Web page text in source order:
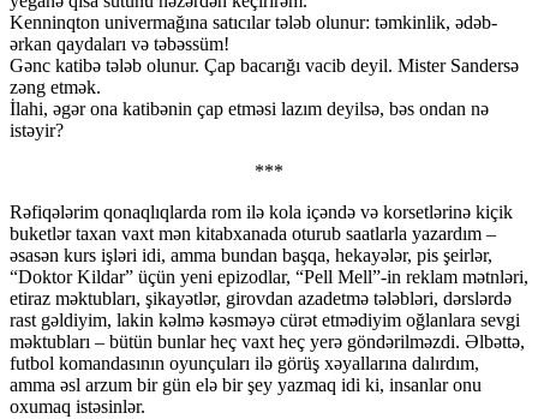
Kenninqton univermağına satıcılar tələb olunur: təmkinlik, ədəb-
ərkan qaydaları və təbəssüm!
Gənc katibə tələb olunur. Çap bacarığı vacib deyil. Mister Sandersə
zəng etmək.
İlahi, əgər ona katibənin çap etməsi lazım deyilsə, bəs ondan nə
istəyir?
***
Rəfiqələrim qonaqlıqlarda rom ilə kola içəndə və korsetlərinə kiçik
buketlər taxan vaxt mən kitabxanada oturub saatlarla yazardım –
əsasən kurs işləri idi, amma bundan başqa, hekayələr, pis şeirlər,
“Doktor Kildar” üçün yeni epizodlar, “Pell Mell”-in reklam mətnləri,
etiraz məktubları, şikayətlər, girovdan azadetmə tələbləri, dərslərdə
rast gəldiyim, lakin kəlmə kəsməyə cürət etmədiyim oğlanlara sevgi
məktubları – bütün bunlar heç vaxt heç yerə göndərilməzdi. Əlbəttə,
futbol komandasının oyunçuları ilə görüş xəyallarına dalırdım,
amma əsl arzum bir gün elə bir şey yazmaq idi ki, insanlar onu
oxumaq istəsinlər.